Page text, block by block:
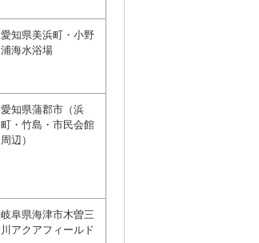
愛知県美浜町・小野
浦海水浴場
愛知県蒲郡市（浜
町・竹島・市民会館
周辺）
岐阜県海津市木曽三
川アクアフィールド